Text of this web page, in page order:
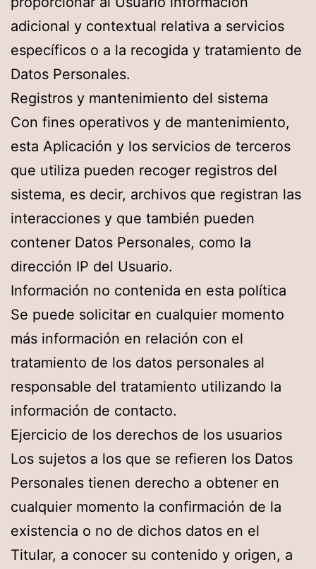
adicional y contextual relativa a servicios
específicos o a la recogida y tratamiento de
Datos Personales.
Registros y mantenimiento del sistema
Con fines operativos y de mantenimiento,
esta Aplicación y los servicios de terceros
que utiliza pueden recoger registros del
sistema, es decir, archivos que registran las
interacciones y que también pueden
contener Datos Personales, como la
dirección IP del Usuario.
Información no contenida en esta política
Se puede solicitar en cualquier momento
más información en relación con el
tratamiento de los datos personales al
responsable del tratamiento utilizando la
información de contacto.
Ejercicio de los derechos de los usuarios
Los sujetos a los que se refieren los Datos
Personales tienen derecho a obtener en
cualquier momento la confirmación de la
existencia o no de dichos datos en el
Titular, a conocer su contenido y origen, a